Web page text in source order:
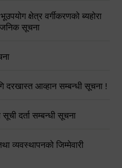
क्षेत्र वर्गीकरणको ब्यहोरा
सूचना
दरखास्त आव्हान सम्बन्धी सूचना !
दर्ता सम्बन्धी सूचना
व्यवस्थापनको जिम्मेवारी